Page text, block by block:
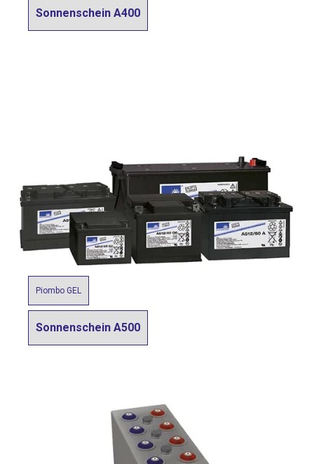
Sonnenschein A400
Piombo GEL
Sonnenschein A500